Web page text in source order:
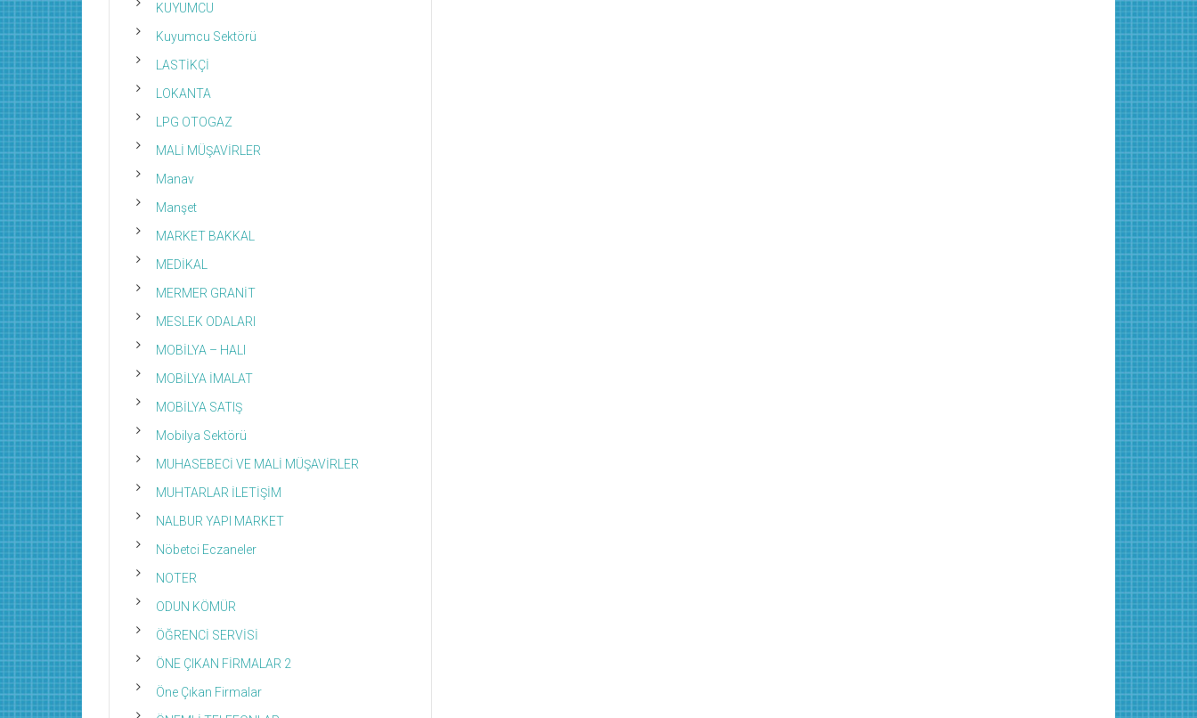
KUYUMCU
Kuyumcu Sektörü
LASTİKÇİ
LOKANTA
LPG OTOGAZ
MALİ MÜŞAVİRLER
Manav
Manşet
MARKET BAKKAL
MEDİKAL
MERMER GRANİT
MESLEK ODALARI
MOBİLYA – HALI
MOBİLYA İMALAT
MOBİLYA SATIŞ
Mobilya Sektörü
MUHASEBECİ VE MALİ MÜŞAVİRLER
MUHTARLAR İLETİŞİM
NALBUR YAPI MARKET
Nöbetci Eczaneler
NOTER
ODUN KÖMÜR
ÖĞRENCİ SERVİSİ
ÖNE ÇIKAN FİRMALAR 2
Öne Çıkan Firmalar